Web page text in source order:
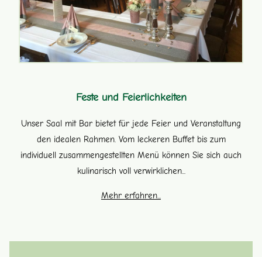
Feste und Feierlichkeiten
Unser Saal mit Bar bietet für jede Feier und Veranstaltung
den idealen Rahmen. Vom leckeren Buffet bis zum
individuell zusammengestellten Menü können Sie sich auch
kulinarisch voll verwirklichen...
Mehr erfahren...